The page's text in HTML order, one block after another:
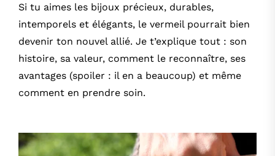
PANIER
Si tu aimes les bijoux précieux, durables,
intemporels et élégants, le vermeil pourrait bien
devenir ton nouvel allié. Je t’explique tout : son
histoire, sa valeur, comment le reconnaître, ses
avantages (spoiler : il en a beaucoup) et même
comment en prendre soin.